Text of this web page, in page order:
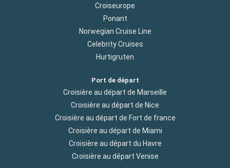
Croiseurope
Ponant
Norwegian Cruise Line
Celebrity Cruises
Hurtigruten
Port de départ
Croisière au départ de Marseille
Croisière au départ de Nice
Croisière au départ de Fort de france
Croisière au départ de Miami
Croisière au départ du Havre
Croisière au départ Venise